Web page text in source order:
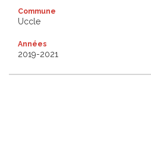
Commune
Uccle
Années
2019-2021